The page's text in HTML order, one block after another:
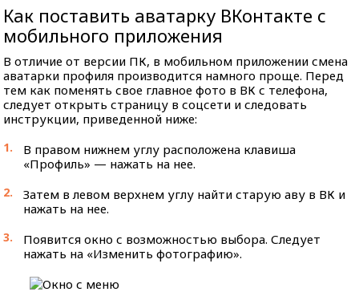
Как поставить аватарку ВКонтакте с
мобильного приложения
В отличие от версии ПК, в мобильном приложении смена
аватарки профиля производится намного проще. Перед
тем как поменять свое главное фото в ВК с телефона,
следует открыть страницу в соцсети и следовать
инструкции, приведенной ниже:
В правом нижнем углу расположена клавиша
«Профиль» — нажать на нее.
Затем в левом верхнем углу найти старую аву в ВК и
нажать на нее.
Появится окно с возможностью выбора. Следует
нажать на «Изменить фотографию».